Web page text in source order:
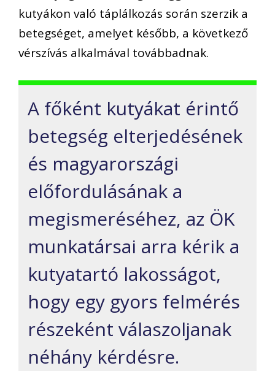
kutyákon való táplálkozás során szerzik a
betegséget, amelyet később, a következő
vérszívás alkalmával továbbadnak.
A főként kutyákat érintő
betegség elterjedésének
és magyarországi
előfordulásának a
megismeréséhez, az ÖK
munkatársai arra kérik a
kutyatartó lakosságot,
hogy egy gyors felmérés
részeként válaszoljanak
néhány kérdésre.